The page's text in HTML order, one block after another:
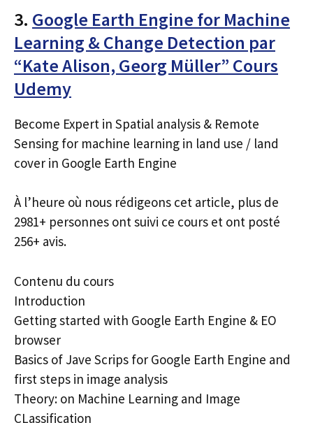
3. Google Earth Engine for Machine
Learning & Change Detection par
“Kate Alison, Georg Müller” Cours
Udemy
Become Expert in Spatial analysis & Remote
Sensing for machine learning in land use / land
cover in Google Earth Engine
À l’heure où nous rédigeons cet article, plus de
2981+ personnes ont suivi ce cours et ont posté
256+ avis.
Contenu du cours
Introduction
Getting started with Google Earth Engine & EO
browser
Basics of Jave Scrips for Google Earth Engine and
first steps in image analysis
Theory: on Machine Learning and Image
CLassification